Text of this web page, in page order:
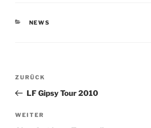
KATEGORIEN
NEWS
Beitragsnavigation
Vorheriger
Beitrag
ZURÜCK
LF Gipsy Tour 2010
Nächster
WEITER